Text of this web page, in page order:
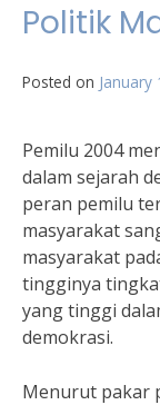
Politik
Posted on January
Pemilu 2004
dalam sejarah
peran pemilu
masyarakat
masyarakat
tingginya
yang tinggi
demokrasi.
Menurut pakar